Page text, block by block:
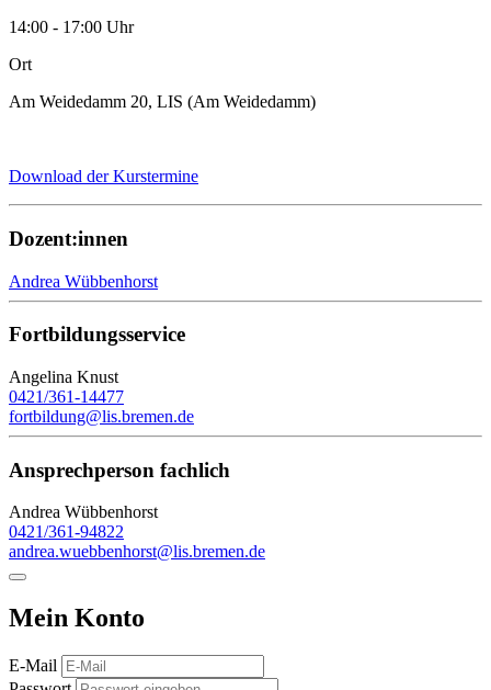
14:00 - 17:00 Uhr
Ort
Am Weidedamm 20, LIS (Am Weidedamm)
Download der Kurstermine
Dozent:innen
Andrea Wübbenhorst
Fortbildungsservice
Angelina Knust
0421/361-14477
fortbildung@lis.bremen.de
Ansprechperson fachlich
Andrea Wübbenhorst
0421/361-94822
andrea.wuebbenhorst@lis.bremen.de
Mein Konto
E-Mail